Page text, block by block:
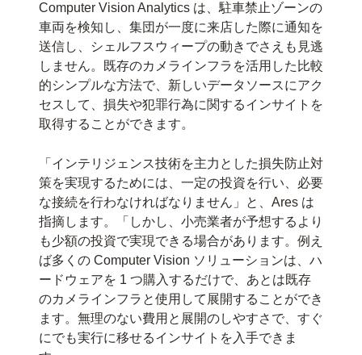
Computer Vision Analytics は、駐車禁止ゾーンの
車両を検知し、集団が一度に来店した際に通知を
送信し、シェルフスウィープの動きでさえも見逃
しません。既存のカメラインフラを活用した比較
的シンプルな方法で、新しいデータソースにアク
セスして、損失や犯罪行為に関するインサイトを
取得することができます。
「インテリジェンス技術を主力とした損失防止対
策を実現するためには、一定の投資を行い、必要
な接続を行わなければなりません」と、Ares は
指摘します。「しかし、小売業者が予想するより
も少額の投資で実現できる場合があります。例え
ば多くの Computer Vision ソリューションは、ハ
ードウェアを 1 つ購入するだけで、あとは既存
のカメラインフラと使用して展開することができ
ます。無理のない費用と展開のしやすさで、すぐ
にでも実行に移せるインサイトを入手できま